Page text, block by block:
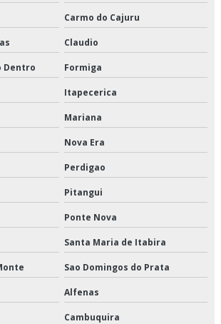
são paulo
preço
são paulo
valor
em sp
são paulo
congelados em sp
Carmo do Cajuru
Claudio
Dentro Formiga
Itapecerica
Mariana
Nova Era
Perdigao
Pitangui
Ponte Nova
Santa Maria de Itabira
Sao Domingos do Prata
Alfenas
Cambuquira